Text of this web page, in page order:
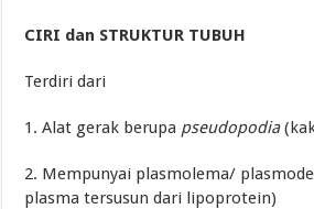
CIRI dan STRUKTUR TUBUH
Terdiri dari
1. Alat gerak berupa pseudopodia
2. Mempunyai plasmolema/
plasma tersusun dari lipoprotein)